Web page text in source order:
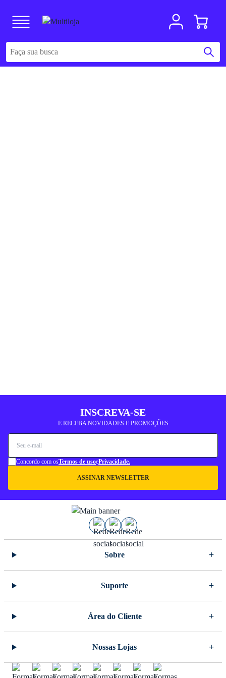
INSCREVA-SE
E RECEBA NOVIDADES E PROMOÇÕES
Concordo com osTermos de usoePrivacidade.
ASSINAR NEWSLETTER
Sobre
Suporte
Área do Cliente
Nossas Lojas